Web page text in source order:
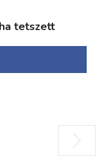
tetszett